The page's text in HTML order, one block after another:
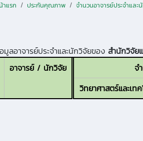
าแรก ประกันคุณภาพ จำนวนอาจารย์ประจำและ
มูลอาจารย์ประจำและนักวิจัยของ สำนักวิจัย
อาจารย์ / นักวิจัย จ
วิทยาศาสตร์และเท